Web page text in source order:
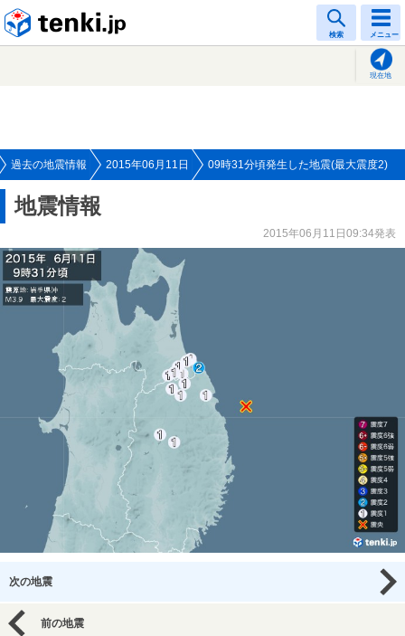
検索 メニュー
現在地
過去の地震情報 2015年06月11日 09時31分頃発生した地震(最大震度2)
地震情報
2015年06月11日09:34発表
次の地震
前の地震